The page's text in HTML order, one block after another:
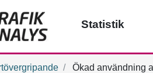
Statistik
Ökad användning